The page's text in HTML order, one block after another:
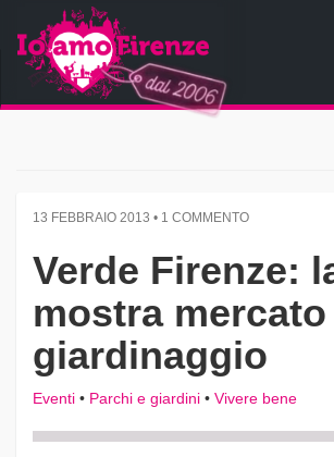
13 FEBBRAIO 2013 • 1 COMMENTO
Verde Firenze:
mostra mercato
giardinaggio
Eventi • Parchi e giardini • Vivere bene